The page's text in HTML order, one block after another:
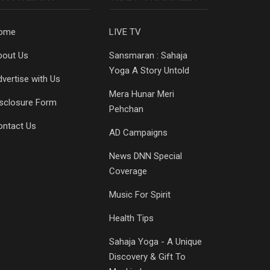
Us
with Us
Form
Us
LIVE TV
Sansmaran : Sahaja
Yoga A Story Untold
Mera Hunar Meri
Pehchan
AD Campaigns
News DNN Special
Coverage
Music For Spirit
Health Tips
Sahaja Yoga - A Unique
Discovery & Gift To